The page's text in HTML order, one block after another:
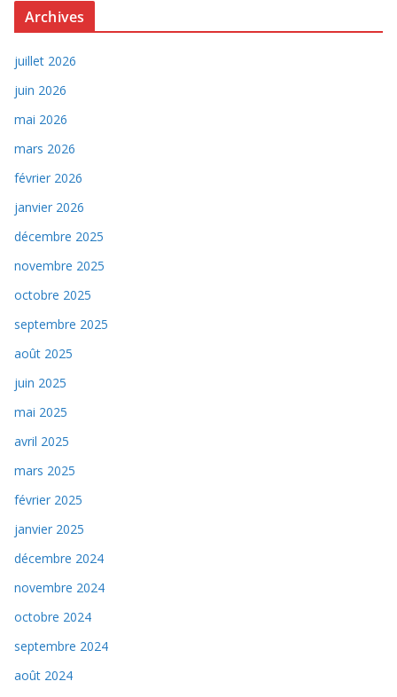
Archives
juillet 2026
juin 2026
mai 2026
mars 2026
février 2026
janvier 2026
décembre 2025
novembre 2025
octobre 2025
septembre 2025
août 2025
juin 2025
mai 2025
avril 2025
mars 2025
février 2025
janvier 2025
décembre 2024
novembre 2024
octobre 2024
septembre 2024
août 2024